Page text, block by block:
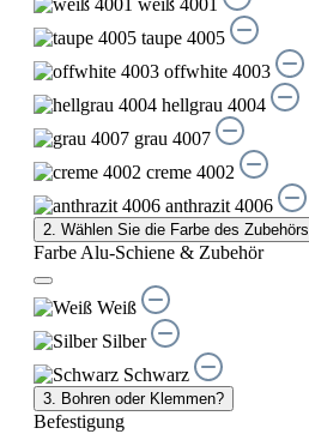
weiß 4001
taupe 4005
offwhite 4003
hellgrau 4004
grau 4007
creme 4002
anthrazit 4006
2. Wählen Sie die Farbe des Zubehörs
Farbe Alu-Schiene & Zubehör
Weiß
Silber
Schwarz
3. Bohren oder Klemmen?
Befestigung